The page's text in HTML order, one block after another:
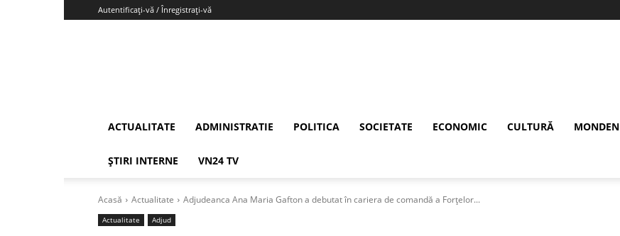
Autentificați-vă / Înregistrați-vă
ACTUALITATE ADMINISTRATIE POLITICA SOCIETATE ECONOMIC CULTURĂ MONDEN
ȘTIRI INTERNE VN24 TV
Acasă Actualitate Adjudeanca Ana Maria Gafton a debutat în cariera de comandă a Forțelor...
Actualitate Adjud